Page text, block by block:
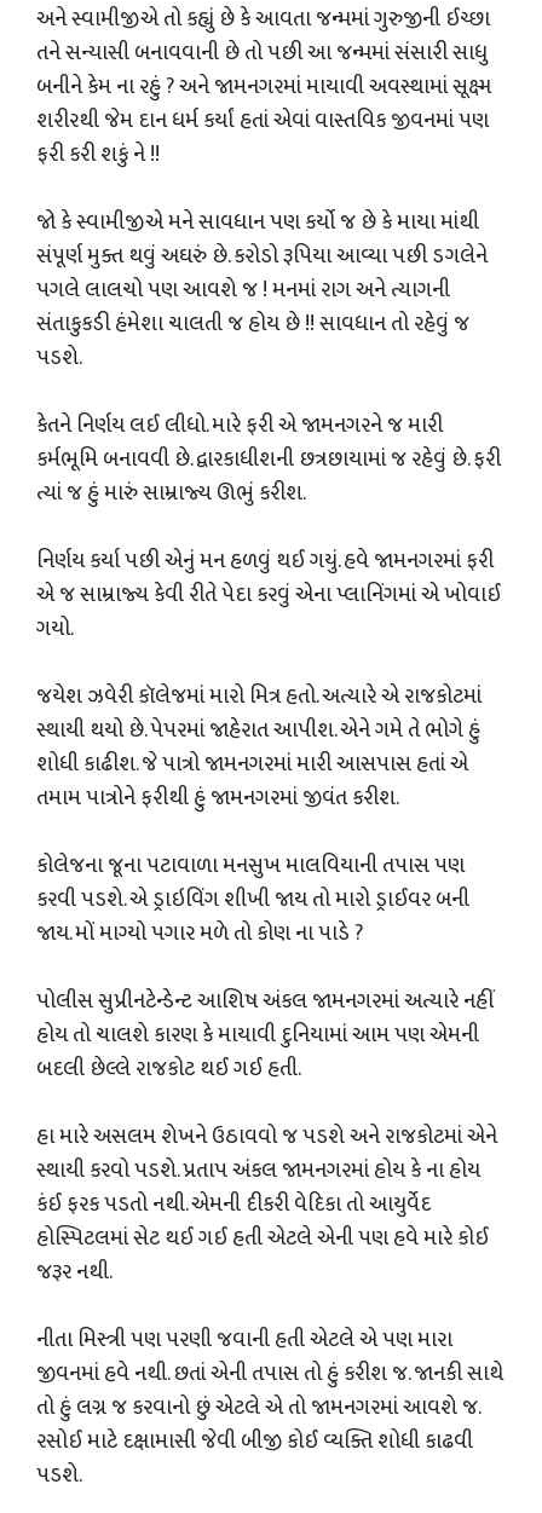
અને સ્વામીજીએ તો કહ્યું છે કે આવતા જન્મમાં ગુરુજીની ઈચ્છા
તને સન્યાસી બનાવવાની છે તો પછી આ જન્મમાં સંસારી સાધુ
બનીને કેમ ના રહું ? અને જામનગરમાં માયાવી અવસ્થામાં સૂક્ષ્મ
શરીરથી જેમ દાન ધર્મ કર્યાં હતાં એવાં વાસ્તવિક જીવનમાં પણ
ફરી કરી શકું ને !!
જો કે સ્વામીજીએ મને સાવધાન પણ કર્યો જ છે કે માયા માંથી
સંપૂર્ણ મુક્ત થવું અઘરું છે. કરોડો રૂપિયા આવ્યા પછી ડગલેને
પગલે લાલચો પણ આવશે જ ! મનમાં રાગ અને ત્યાગની
સંતાકુકડી હંમેશા ચાલતી જ હોય છે !! સાવધાન તો રહેવું જ
પડશે.
કેતને નિર્ણય લઈ લીધો. મારે ફરી એ જામનગરને જ મારી
કર્મભૂમિ બનાવવી છે. દ્વારકાધીશની છત્રછાયામાં જ રહેવું છે. ફરી
ત્યાં જ હું મારું સામ્રાજ્ય ઊભું કરીશ.
નિર્ણય કર્યા પછી એનું મન હળવું થઈ ગયું. હવે જામનગરમાં ફરી
એ જ સામ્રાજ્ય કેવી રીતે પેદા કરવું એના પ્લાનિંગમાં એ ખોવાઈ
ગયો.
જયેશ ઝવેરી કૉલેજમાં મારો મિત્ર હતો. અત્યારે એ રાજકોટમાં
સ્થાયી થયો છે. પેપરમાં જાહેરાત આપીશ. એને ગમે તે ભોગે હું
શોધી કાઢીશ. જે પાત્રો જામનગરમાં મારી આસપાસ હતાં એ
તમામ પાત્રોને ફરીથી હું જામનગરમાં જીવંત કરીશ.
કોલેજના જૂના પટાવાળા મનસુખ માલવિયાની તપાસ પણ
કરવી પડશે. એ ડ્રાઇવિંગ શીખી જાય તો મારો ડ્રાઈવર બની
જાય. મોં માગ્યો પગાર મળે તો કોણ ના પાડે ?
પોલીસ સુપ્રીનટેન્ડેન્ટ આશિષ અંકલ જામનગરમાં અત્યારે નહીં
હોય તો ચાલશે કારણ કે માયાવી દુનિયામાં આમ પણ એમની
બદલી છેલ્લે રાજકોટ થઈ ગઈ હતી.
હા મારે અસલમ શેખને ઉઠાવવો જ પડશે અને રાજકોટમાં એને
સ્થાયી કરવો પડશે. પ્રતાપ અંકલ જામનગરમાં હોય કે ના હોય
કંઈ ફરક પડતો નથી. એમની દીકરી વેદિકા તો આયુર્વેદ
હોસ્પિટલમાં સેટ થઈ ગઈ હતી એટલે એની પણ હવે મારે કોઈ
જરૂર નથી.
નીતા મિસ્ત્રી પણ પરણી જવાની હતી એટલે એ પણ મારા
જીવનમાં હવે નથી. છતાં એની તપાસ તો હું કરીશ જ. જાનકી સાથે
તો હું લગ્ન જ કરવાનો છું એટલે એ તો જામનગરમાં આવશે જ.
રસોઈ માટે દક્ષામાસી જેવી બીજી કોઈ વ્યક્તિ શોધી કાઢવી
પડશે.